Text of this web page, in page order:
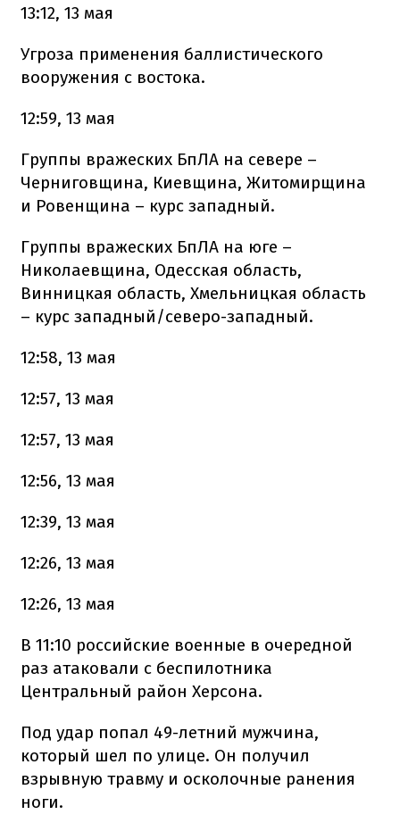
13:12, 13 мая
Угроза применения баллистического
вооружения с востока.
12:59, 13 мая
Группы вражеских БпЛА на севере –
Черниговщина, Киевщина, Житомирщина
и Ровенщина – курс западный.
Группы вражеских БпЛА на юге –
Николаевщина, Одесская область,
Винницкая область, Хмельницкая область
– курс западный/северо-западный.
12:58, 13 мая
12:57, 13 мая
12:57, 13 мая
12:56, 13 мая
12:39, 13 мая
12:26, 13 мая
12:26, 13 мая
В 11:10 российские военные в очередной
раз атаковали с беспилотника
Центральный район Херсона.
Под удар попал 49-летний мужчина,
который шел по улице. Он получил
взрывную травму и осколочные ранения
ноги.